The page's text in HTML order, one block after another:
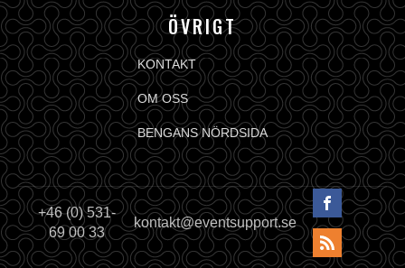
ÖVRIGT
KONTAKT
OM OSS
BENGANS NÖRDSIDA
+46 (0) 531-
69 00 33
kontakt@eventsupport.se